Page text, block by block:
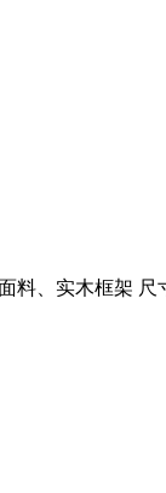
料、实木框架